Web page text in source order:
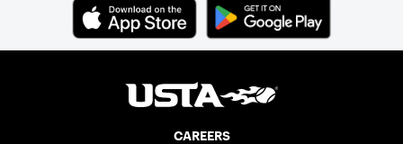
CAREERS